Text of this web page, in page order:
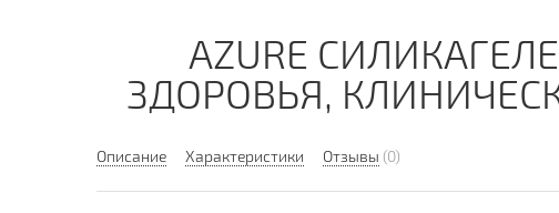
AZURE
ЗДОРОВЬЯ,
Описание Характеристики Отзывы (0)